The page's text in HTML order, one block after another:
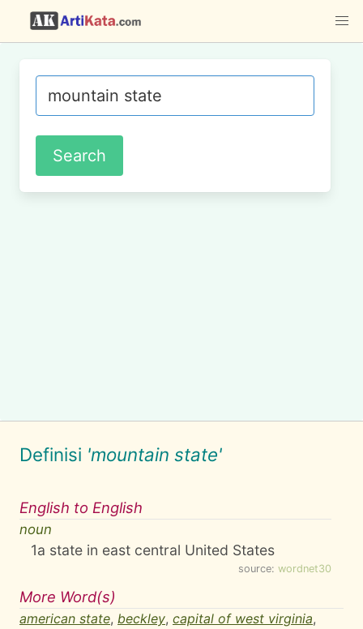
Definisi 'mountain state'
English to English
noun
1a state in east central United States
source: wordnet30
More Word(s)
american state, beckley, capital of west virginia,